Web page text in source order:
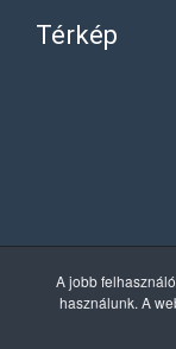
A jobb
használunk. A
Térkép